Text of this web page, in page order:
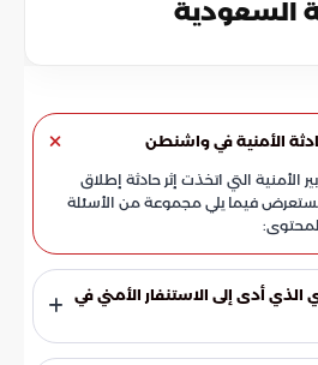
السعودية
الأمنية في واشنطن
الأمنية التي اتخذت إثر حادثة إطلاق
نستعرض فيما يلي مجموعة من الأسئلة
الذي أدى إلى الاستنفار الأمني في
حادثة إطلاق نار مفاجئة أثناء حفل